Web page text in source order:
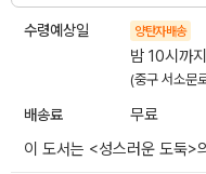
수령예상일 양탄자배송
밤 10시까
(중구 서소문
배송료
무료
이 도서는 <성스러운 도둑>